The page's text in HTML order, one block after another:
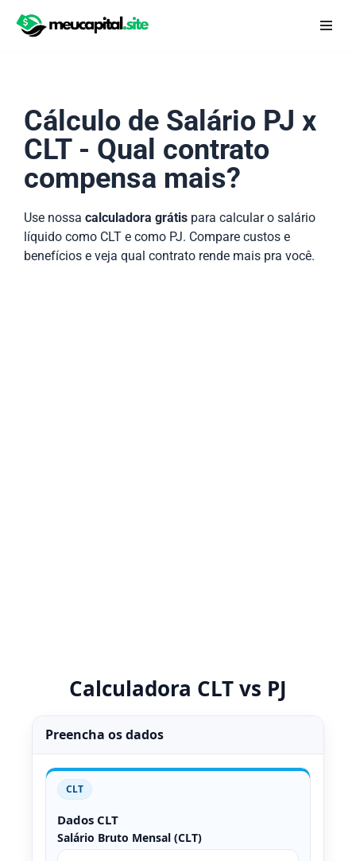
Pular
Cálculo de Salário PJ x
CLT - Qual contrato
compensa mais?
Use nossa calculadora grátis para calcular o salário
líquido como CLT e como PJ. Compare custos e
benefícios e veja qual contrato rende mais pra você.
Calculadora CLT vs PJ
Preencha os dados
CLT
Dados CLT
Salário Bruto Mensal (CLT)